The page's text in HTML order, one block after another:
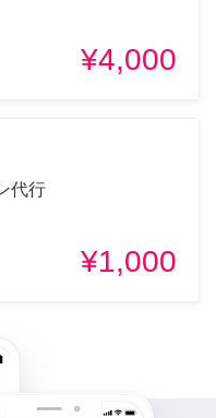
¥4,000
代行
¥1,000